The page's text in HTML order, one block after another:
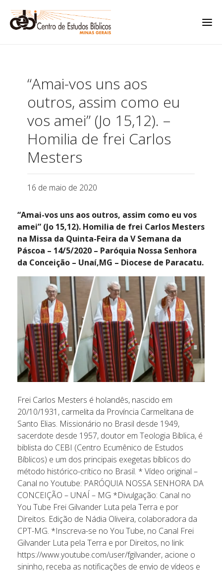
“Amai-vos uns aos
outros, assim como eu
vos amei” (Jo 15,12). –
Homilia de frei Carlos
Mesters
16 de maio de 2020
“Amai-vos uns aos outros, assim como eu vos
amei” (Jo 15,12). Homilia de frei Carlos Mesters
na Missa da Quinta-Feira da V Semana da
Páscoa – 14/5/2020 – Paróquia Nossa Senhora
da Conceição – Unaí,MG – Diocese de Paracatu.
Frei Carlos Mesters é holandês, nascido em
20/10/1931, carmelita da Província Carmelitana de
Santo Elias. Missionário no Brasil desde 1949,
sacerdote desde 1957, doutor em Teologia Bíblica, é
biblista do CEBI (Centro Ecumênico de Estudos
Bíblicos) e um dos principais exegetas bíblicos do
método histórico-crítico no Brasil. * Vídeo original –
Canal no Youtube: PARÓQUIA NOSSA SENHORA DA
CONCEIÇÃO – UNAÍ – MG *Divulgação: Canal no
You Tube Frei Gilvander Luta pela Terra e por
Direitos. Edição de Nádia Oliveira, colaboradora da
CPT-MG. *Inscreva-se no You Tube, no Canal Frei
Gilvander Luta pela Terra e por Direitos, no link:
https://www.youtube.com/user/fgilvander, acione o
sininho, receba as notificações de envio de vídeos e